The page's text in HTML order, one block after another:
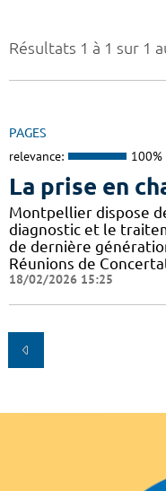
Résultats 1 à 1 sur 1
PAGES
relevance: 100%
La prise en
Montpellier dispose
diagnostic et le
de dernière
Réunions de
18/02/2026 15:25